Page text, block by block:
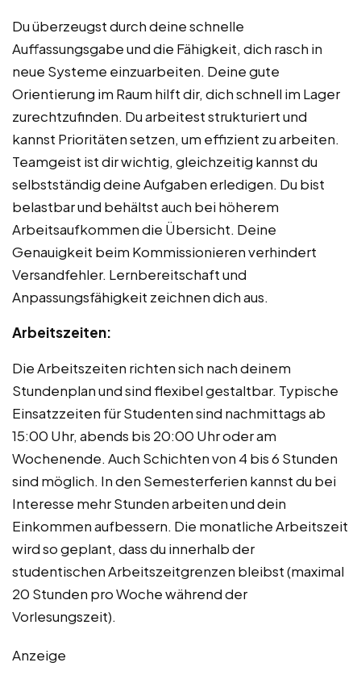
Du überzeugst durch deine schnelle
Auffassungsgabe und die Fähigkeit, dich rasch in
neue Systeme einzuarbeiten. Deine gute
Orientierung im Raum hilft dir, dich schnell im Lager
zurechtzufinden. Du arbeitest strukturiert und
kannst Prioritäten setzen, um effizient zu arbeiten.
Teamgeist ist dir wichtig, gleichzeitig kannst du
selbstständig deine Aufgaben erledigen. Du bist
belastbar und behältst auch bei höherem
Arbeitsaufkommen die Übersicht. Deine
Genauigkeit beim Kommissionieren verhindert
Versandfehler. Lernbereitschaft und
Anpassungsfähigkeit zeichnen dich aus.
Arbeitszeiten:
Die Arbeitszeiten richten sich nach deinem
Stundenplan und sind flexibel gestaltbar. Typische
Einsatzzeiten für Studenten sind nachmittags ab
15:00 Uhr, abends bis 20:00 Uhr oder am
Wochenende. Auch Schichten von 4 bis 6 Stunden
sind möglich. In den Semesterferien kannst du bei
Interesse mehr Stunden arbeiten und dein
Einkommen aufbessern. Die monatliche Arbeitszeit
wird so geplant, dass du innerhalb der
studentischen Arbeitszeitgrenzen bleibst (maximal
20 Stunden pro Woche während der
Vorlesungszeit).
Anzeige